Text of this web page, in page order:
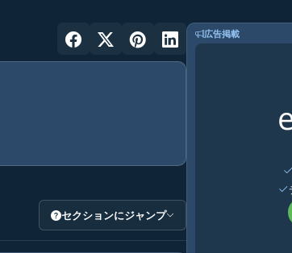
セクションにジャンプ
広告掲載